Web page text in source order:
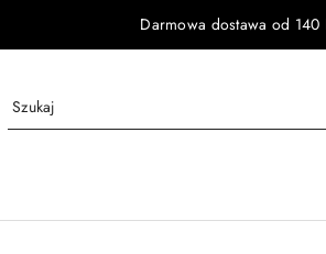
Darmowa dostawa od 140